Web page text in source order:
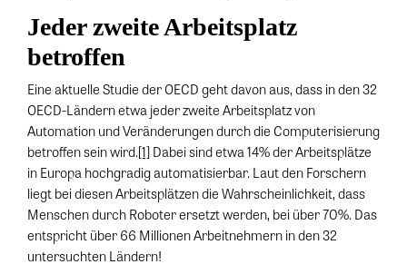
Jeder zweite Arbeitsplatz
betroffen
Eine aktuelle Studie der OECD geht davon aus, dass in den 32
OECD-Ländern etwa jeder zweite Arbeitsplatz von
Automation und Veränderungen durch die Computerisierung
betroffen sein wird.[1]Dabei sind etwa 14% der Arbeitsplätze
in Europa hochgradig automatisierbar. Laut den Forschern
liegt bei diesen Arbeitsplätzen die Wahrscheinlichkeit, dass
Menschen durch Roboter ersetzt werden, bei über 70%. Das
entspricht über 66 Millionen Arbeitnehmern in den 32
untersuchten Ländern!